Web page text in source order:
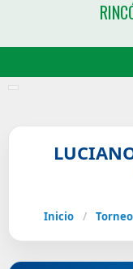
Inicio /